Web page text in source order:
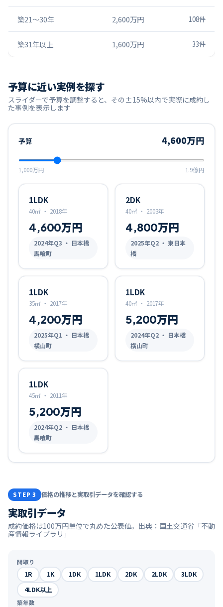
築21〜30年 2,600万円 108件
築31年以上 1,600万円 33件
予算に近い実例を探す
スライダーで予算を調整すると、その±15%以内で実際に成約し
た事例を表示します
予算 4,600万円
1,000万円 1.9億円
1LDK
40㎡ ・ 2018年
4,600万円
2024年Q3 ・ 日本橋
馬喰町
2DK
40㎡ ・ 2003年
4,800万円
2025年Q2 ・ 東日本
橋
1LDK
35㎡ ・ 2017年
4,200万円
2025年Q1 ・ 日本橋
横山町
1LDK
40㎡ ・ 2017年
5,200万円
2024年Q2 ・ 日本橋
横山町
1LDK
45㎡ ・ 2011年
5,200万円
2024年Q2 ・ 日本橋
馬喰町
STEP 3 価格の推移と実取引データを確認する
実取引データ
成約価格は100万円単位で丸めた公表値。出典：国土交通省「不動
産情報ライブラリ」
間取り
1R 1K 1DK 1LDK 2DK 2LDK
3LDK
4LDK以上
築年数